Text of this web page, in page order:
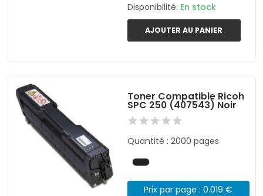
Disponibilité: En stock
AJOUTER AU PANIER
Toner Compatible Ricoh
SPC 250 (407543) Noir
Quantité : 2000 pages
Prix par page : 0.019 €